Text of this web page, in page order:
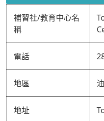
補習社/教育中心名
稱
電話
地區
地址